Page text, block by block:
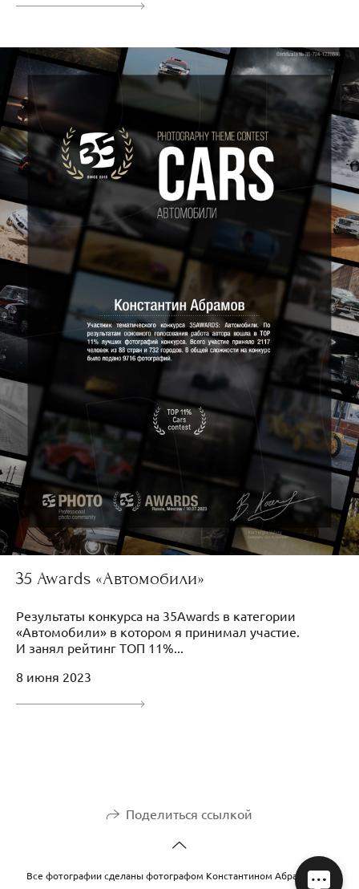
35 Awards «Автомобили»
Результаты конкурса на 35Awards в категории
«Автомобили» в котором я принимал участие.
И занял рейтинг ТОП 11%...
8 июня 2023
Поделиться ссылкой
Все фотографии сделаны фотографом Константином Абрамовым